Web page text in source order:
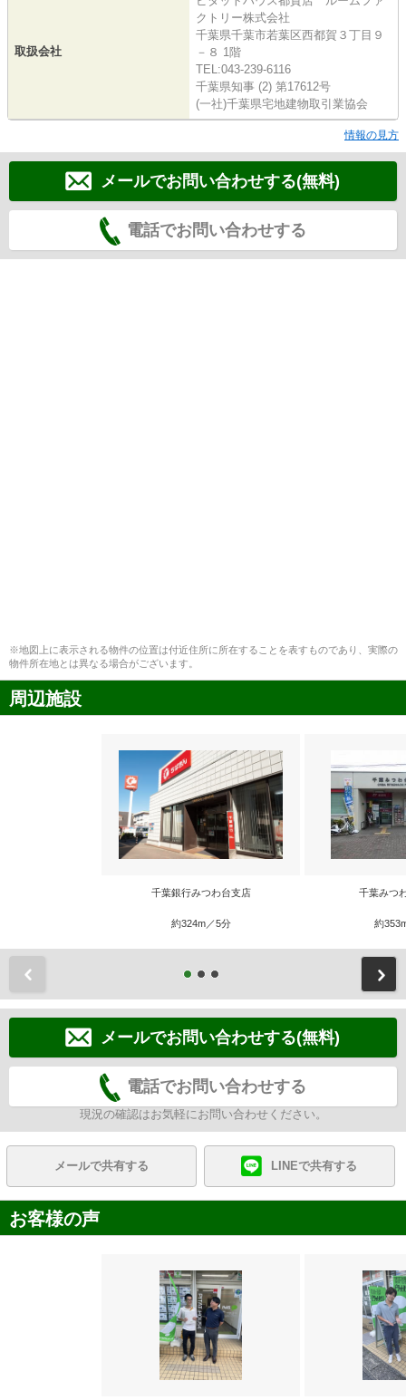
取扱会社
クトリー株式会社
千葉県千葉市若葉区西都賀３丁目９
－８ 1階
TEL:043-239-6116
千葉県知事 (2) 第17612号
(一社)千葉県宅地建物取引業協会
情報の見方
メールでお問い合わせする(無料)
電話でお問い合わせする
※地図上に表示される物件の位置は付近住所に所在することを表すものであり、実際の
物件所在地とは異なる場合がございます。
周辺施設
千葉銀行みつわ台支店
約324m／5分
千葉みつ
約
メールでお問い合わせする(無料)
電話でお問い合わせする
現況の確認はお気軽にお問い合わせください。
メールで共有する LINEで共有する
お客様の声